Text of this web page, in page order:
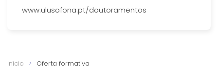
www.ulusofona.pt/doutoramentos
Início Oferta formativa